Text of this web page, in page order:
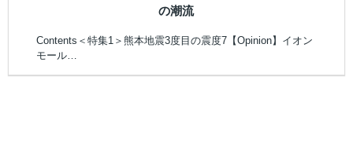
の潮流
Contents＜特集1＞熊本地震3度目の震度7【Opinion】イオン
モール…